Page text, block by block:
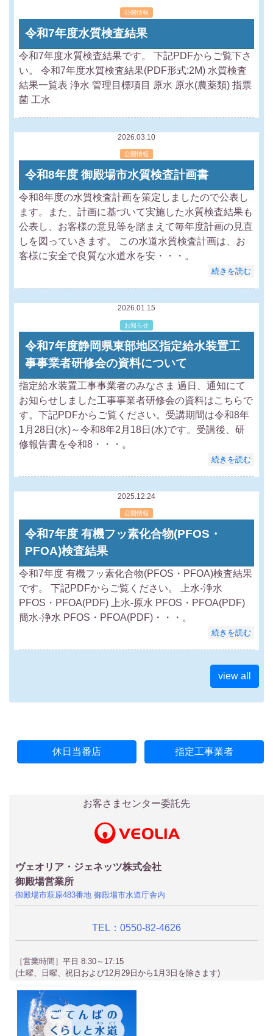
公開情報
令和7年度水質検査結果
令和7年度水質検査結果です。 下記PDFからご覧下さ
い。 令和7年度水質検査結果(PDF形式:2M) 水質検査
結果一覧表 浄水 管理目標項目 原水 原水(農薬類) 指票
菌 工水
2026.03.10
公開情報
令和8年度 御殿場市水質検査計画書
令和8年度の水質検査計画を策定しましたので公表し
ます。また、計画に基づいて実施した水質検査結果も
公表し、お客様の意見等を踏まえて毎年度計画の見直
しを図っていきます。 この水道水質検査計画は、お
客様に安全で良質な水道水を安・・・。
続きを読む
2026.01.15
お知らせ
令和7年度静岡県東部地区指定給水装置工
事事業者研修会の資料について
指定給水装置工事事業者のみなさま 過日、通知にて
お知らせしました工事事業者研修会の資料はこちらで
す。下記PDFからご覧ください。受講期間は令和8年
1月28日(水)～令和8年2月18日(水)です。受講後、研
修報告書を令和8・・・。
続きを読む
2025.12.24
公開情報
令和7年度 有機フッ素化合物(PFOS・
PFOA)検査結果
令和7年度 有機フッ素化合物(PFOS・PFOA)検査結果
です。 下記PDFからご覧ください。 上水-浄水
PFOS・PFOA(PDF) 上水-原水 PFOS・PFOA(PDF)
簡水-浄水 PFOS・PFOA(PDF)・・・。
続きを読む
view all
休日当番店 指定工事業者
お客さまセンター委託先
ヴェオリア・ジェネッツ株式会社
御殿場営業所
御殿場市萩原483番地 御殿場市水道庁舎内
TEL：0550-82-4626
［営業時間］平日 8:30～17:15
(土曜、日曜、祝日および12月29日から1月3日を除きます)